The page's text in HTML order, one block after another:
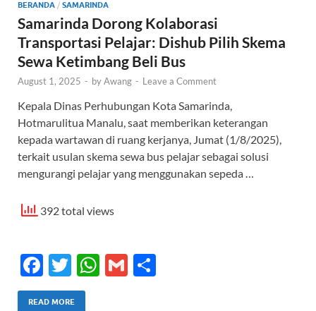
BERANDA / SAMARINDA
Samarinda Dorong Kolaborasi
Transportasi Pelajar: Dishub Pilih Skema
Sewa Ketimbang Beli Bus
August 1, 2025 - byAwang - Leave a Comment
Kepala Dinas Perhubungan Kota Samarinda,
Hotmarulitua Manalu, saat memberikan keterangan
kepada wartawan di ruang kerjanya, Jumat (1/8/2025),
terkait usulan skema sewa bus pelajar sebagai solusi
mengurangi pelajar yang menggunakan sepeda …
392 total views
F
ac
T
w
W G
READ MORE